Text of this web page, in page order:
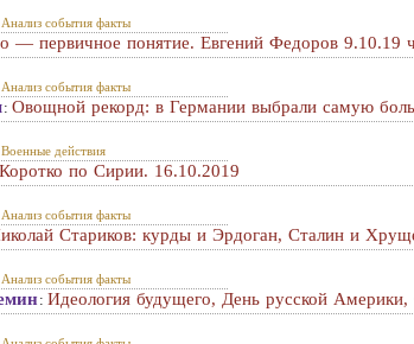
Анализ события факты
— первичное понятие. Евгений Федоров 9.10.19
Анализ события факты
: Овощной рекорд: в Германии выбрали самую
Военные действия
Коротко по Сирии. 16.10.2019
Анализ события факты
Стариков: курды и Эрдоган, Сталин и
Анализ события факты
: Идеология будущего, День русской